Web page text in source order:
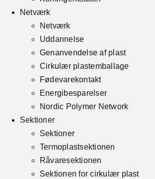
Netværk
Netværk
Uddannelse
Genanvendelse af plast
Cirkulær plastemballage
Fødevarekontakt
Energibesparelser
Nordic Polymer Network
Sektioner
Sektioner
Termoplastsektionen
Råvaresektionen
Sektionen for cirkulær plast